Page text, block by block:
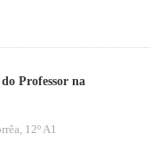
Professor na
12º A1